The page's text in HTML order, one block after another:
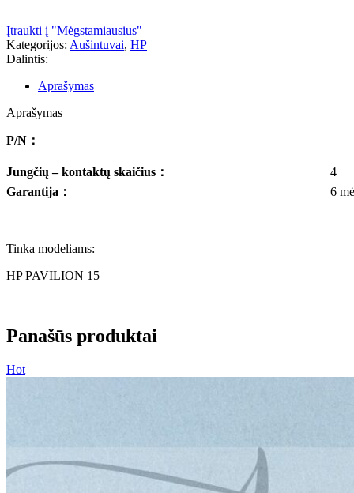
Įtraukti į "Mėgstamiausius"
Kategorijos: Aušintuvai, HP
Dalintis:
Aprašymas
Aprašymas
P/N ：
Jungčių – kontaktų skaičius ：
4
Garantija ： 6
Tinka modeliams:
HP PAVILION 15
Panašūs produktai
Hot